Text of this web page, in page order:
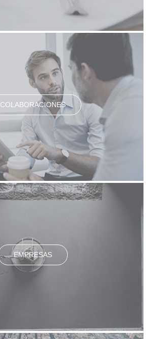
COLABORACIONES
EMPRESAS